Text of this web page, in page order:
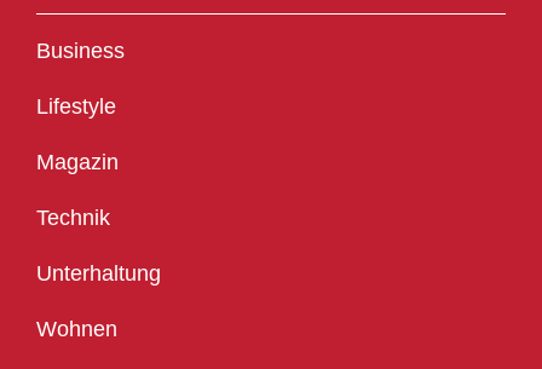
Business
Lifestyle
Magazin
Technik
Unterhaltung
Wohnen